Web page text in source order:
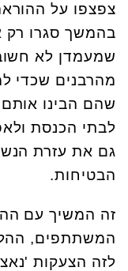
צפצפו על
בהמשך סגרו רק
שמעמדן לא
מהרבנים שכדי
שהם הבינו
לבתי הכנסת
גם את עזרת
הבטיחות.
זה המשיך עם
המשתתפים,
לזה הצעקות